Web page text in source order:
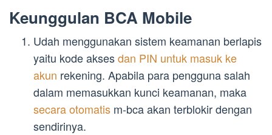
Keunggulan BCA Mobile
Udah menggunakan sistem keamanan berlapis
yaitu kode aksesdan PIN untuk masuk ke
akun rekening. Apabila para pengguna salah
dalam memasukkan kunci keamanan, maka
secara otomatis m-bca akan terblokir dengan
sendirinya.